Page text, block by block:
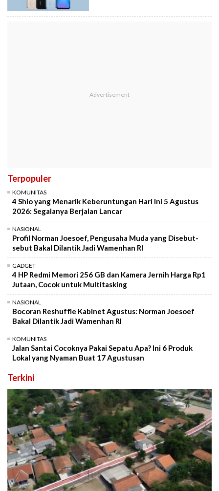
Terpopuler
KOMUNITAS
4 Shio yang Menarik Keberuntungan Hari Ini 5 Agustus
2026: Segalanya Berjalan Lancar
NASIONAL
Profil Norman Joesoef, Pengusaha Muda yang Disebut-
sebut Bakal Dilantik Jadi Wamenhan RI
GADGET
4 HP Redmi Memori 256 GB dan Kamera Jernih Harga Rp1
Jutaan, Cocok untuk Multitasking
NASIONAL
Bocoran Reshuffle Kabinet Agustus: Norman Joesoef
Bakal Dilantik Jadi Wamenhan RI
KOMUNITAS
Jalan Santai Cocoknya Pakai Sepatu Apa? Ini 6 Produk
Lokal yang Nyaman Buat 17 Agustusan
Terkini